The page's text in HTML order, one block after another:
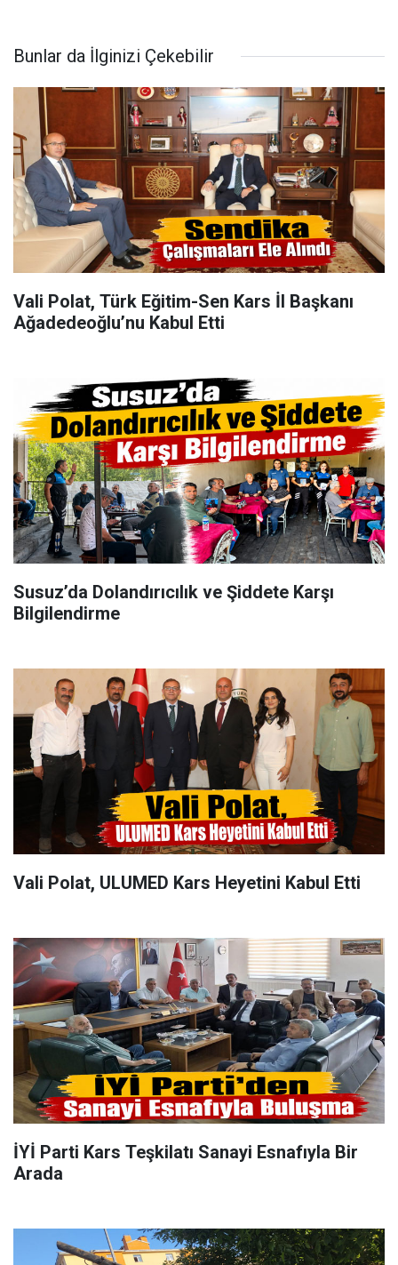
Bunlar da İlginizi Çekebilir
Vali Polat, Türk Eğitim-Sen Kars İl Başkanı
Ağadedeoğlu’nu Kabul Etti
Susuz’da Dolandırıcılık ve Şiddete Karşı
Bilgilendirme
Vali Polat, ULUMED Kars Heyetini Kabul Etti
İYİ Parti Kars Teşkilatı Sanayi Esnafıyla Bir
Arada